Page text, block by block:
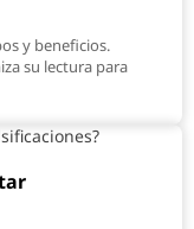
y beneficios.
su lectura para